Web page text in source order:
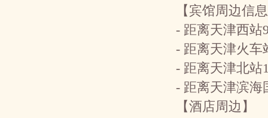
【宾馆周边信
- 距离天津西站
- 距离天津火车
- 距离天津北站
- 距离天津滨海
【酒店周边】